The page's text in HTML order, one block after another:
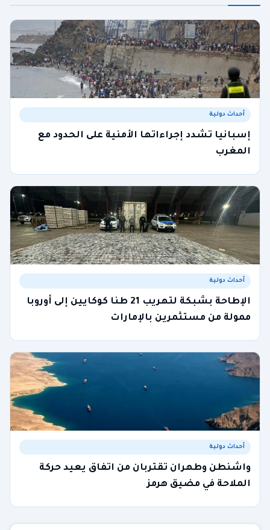
أحداث دولية
إسبانيا تشدد إجراءاتها الأمنية على الحدود مع
المغرب
أحداث دولية
الإطاحة بشبكة لتهريب 21 طنا كوكايين إلى أوروبا
ممولة من مستثمرين بالإمارات
أحداث دولية
واشنطن وطهران تقتربان من اتفاق يعيد حركة
الملاحة في مضيق هرمز